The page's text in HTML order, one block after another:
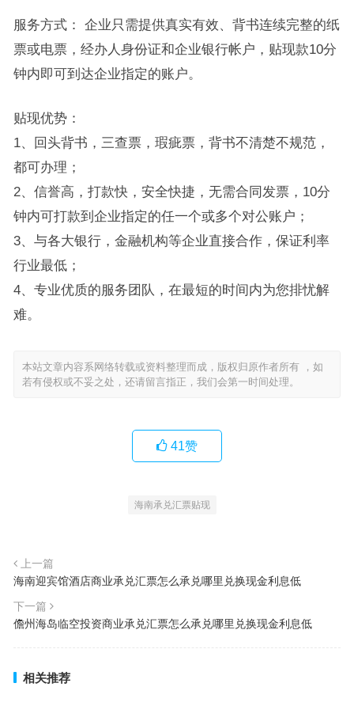
服务方式： 企业只需提供真实有效、背书连续完整的纸
票或电票，经办人身份证和企业银行帐户，贴现款10分
钟内即可到达企业指定的账户。
贴现优势：
1、回头背书，三查票，瑕疵票，背书不清楚不规范，
都可办理；
2、信誉高，打款快，安全快捷，无需合同发票，10分
钟内可打款到企业指定的任一个或多个对公账户；
3、与各大银行，金融机构等企业直接合作，保证利率
行业最低；
4、专业优质的服务团队，在最短的时间内为您排忧解
难。
本站文章内容系网络转载或资料整理而成，版权归原作者所有 ，如
若有侵权或不妥之处，还请留言指正，我们会第一时间处理。
41赞
海南承兑汇票贴现
上一篇
海南迎宾馆酒店商业承兑汇票怎么承兑哪里兑换现金利息低
下一篇
儋州海岛临空投资商业承兑汇票怎么承兑哪里兑换现金利息低
相关推荐